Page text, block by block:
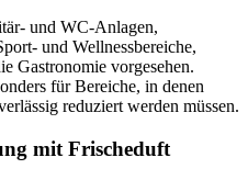
und WC-Anlagen,
und Wellnessbereiche,
Gastronomie vorgesehen.
für Bereiche, in denen
reduziert werden müssen.
mit Frischeduft